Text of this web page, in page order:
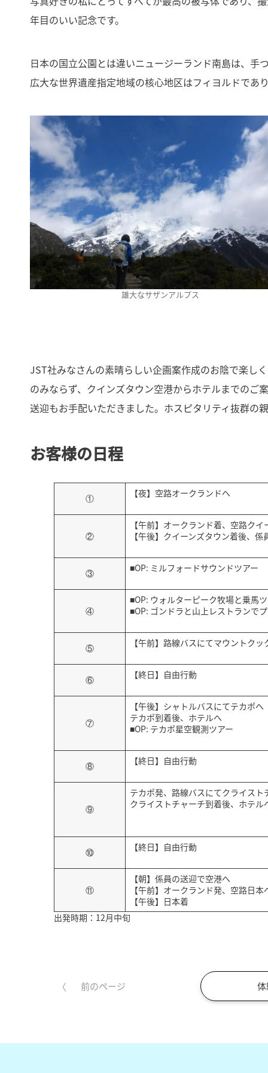
年目のいい記念です。
日本の国立公園とは違いニュージーランド南島は、手
広大な世界遺産指定地域の核心地区はフィヨルドであ
雄大なサザンアルプス
JST社みなさんの素晴らしい企画案作成のお陰で楽し
のみならず、クインズタウン空港からホテルまでの
送迎もお手配いただきました。ホスピタリティ抜群の
お客様の日程
① 【夜】空路オークランドへ
②
【午前】オークランド着、空路ク
【午後】クイーンズタウン着後、
③ ■OP: ミルフォードサウンドツアー
④
■OP: ウォルターピーク牧場と乗馬
■OP: ゴンドラと山上レストランで
⑤ 【午前】路線バスにてマウントクッ
⑥ 【終日】自由行動
⑦
【午後】シャトルバスにてテカポへ
テカポ到着後、ホテルへ
■OP: テカポ星空観測ツアー
⑧ 【終日】自由行動
⑨
テカポ発、路線バスにてクライスト
クライストチャーチ到着後、ホテル
⑩ 【終日】自由行動
⑪
【朝】係員の送迎で空港へ
【午前】オークランド発、空路日本
【午後】日本着
出発時期：12月中旬
前のページ